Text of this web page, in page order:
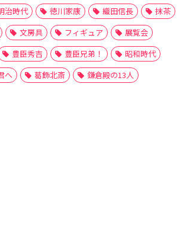
治時代 徳川家康 織田信長
抹茶
文房具 フィギュア
展覧会
豊臣秀吉 豊臣兄弟！
昭和時代
へ
葛飾北斎 鎌倉殿の13人